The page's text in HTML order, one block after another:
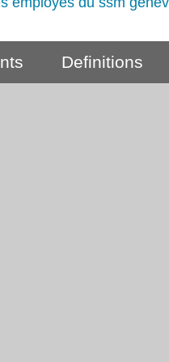
Definitions